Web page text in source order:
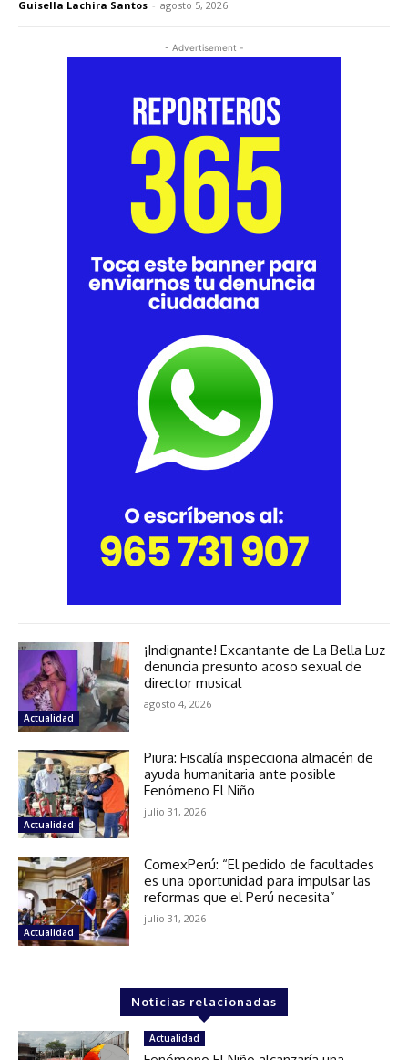
Guisella Lachira Santos - agosto 5, 2026
- Advertisement -
Actualidad
¡Indignante! Excantante de La Bella Luz
denuncia presunto acoso sexual de
director musical
agosto 4, 2026
Actualidad
Piura: Fiscalía inspecciona almacén de
ayuda humanitaria ante posible
Fenómeno El Niño
julio 31, 2026
Actualidad
ComexPerú: “El pedido de facultades
es una oportunidad para impulsar las
reformas que el Perú necesita”
julio 31, 2026
Noticias relacionadas
Actualidad